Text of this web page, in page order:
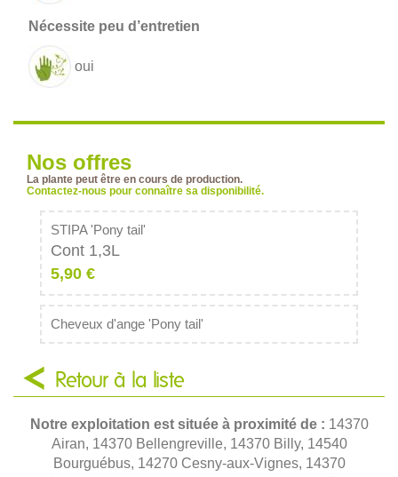
oui
Nos offres
La plante peut être en cours de production.
Contactez-nous pour connaître sa disponibilité.
STIPA 'Pony tail'
Cont 1,3L
5,90 €
Cheveux d'ange 'Pony tail'
Retour à la liste
Notre exploitation est située à proximité de : 14370
Airan, 14370 Bellengreville, 14370 Billy, 14540
Bourguébus, 14270 Cesny-aux-Vignes, 14370